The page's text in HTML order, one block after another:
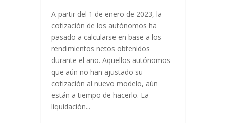
A partir del 1 de enero de 2023, la
cotización de los autónomos ha
pasado a calcularse en base a los
rendimientos netos obtenidos
durante el año. Aquellos autónomos
que aún no han ajustado su
cotización al nuevo modelo, aún
están a tiempo de hacerlo. La
liquidación...